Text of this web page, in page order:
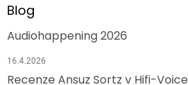
Blog
Audiohappening 2026
16.4.2026
Recenze Ansuz Sortz v Hifi-Voice